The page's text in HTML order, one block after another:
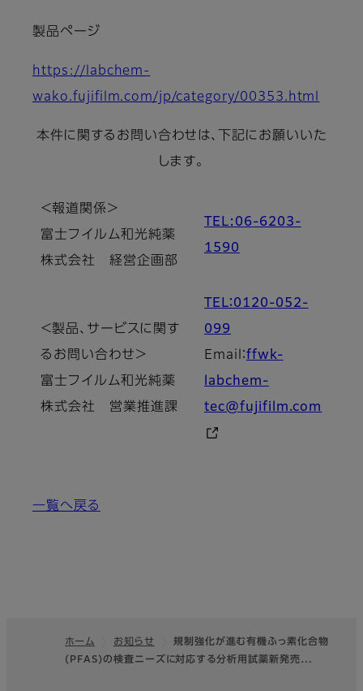
製品ページ
https://labchem-
wako.fujifilm.com/jp/category/00353.html
本件に関するお問い合わせは、下記にお願いいた
します。
＜報道関係＞
富士フイルム和光純薬
株式会社 経営企画部
TEL:06-6203-
1590
＜製品、サービスに関す
るお問い合わせ＞
富士フイルム和光純薬
株式会社 営業推進課
TEL：0120-052-
099
Email：ffwk-
labchem-
tec@fujifilm.com
一覧へ戻る
フッター
ホーム お知らせ
規制強化が進む有機ふっ素化合物
(PFAS)の検査ニーズに対応する分析用試薬新発売…